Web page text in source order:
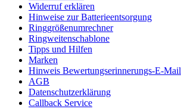
Widerruf erklären
Hinweise zur Batterieentsorgung
Ringgrößenumrechner
Ringweitenschablone
Tipps und Hilfen
Marken
Hinweis Bewertungserinnerungs-E-Mail
AGB
Datenschutzerklärung
Callback Service